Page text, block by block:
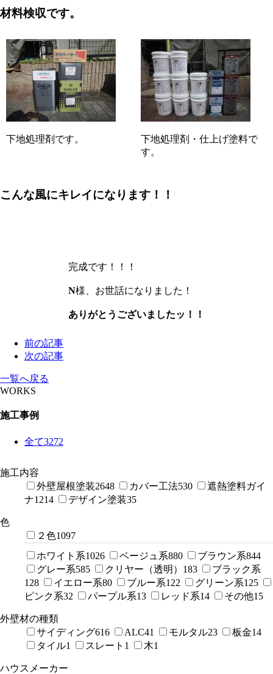
材料検収です。
下地処理剤です。
下地処理剤・仕上げ塗料で
す。
こんな風にキレイになります！！
完成です！！！
N様、お世話になりました！
ありがとうございましたッ！！
前の記事
次の記事
一覧へ戻る
WORKS
施工事例
全て3272
施工内容
外壁屋根塗装2648 カバー工法530
遮熱塗料ガイ
ナ1214 デザイン塗装35
色
２色1097
ホワイト系1026 ベージュ系880 ブラウン系844
グレー系585 クリヤー（透明） 183
ブラック系
128
イエロー系80 ブルー系122 グリーン系125
ピンク系32 パープル系13 レッド系14 その他15
外壁材の種類
サイディング616 ALC41 モルタル23 板金14
タイル1 スレート 1 木1
ハウスメーカー